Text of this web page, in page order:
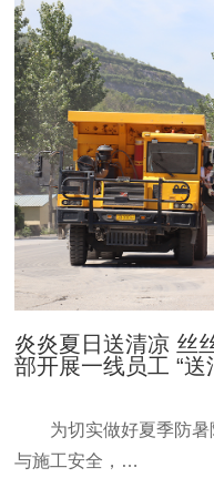
炎炎夏日送清凉 丝
部开展一线员工 “送
为切实做好夏季防
与施工安全，…